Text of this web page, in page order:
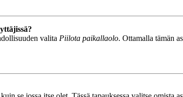
valita Piilota paikallaolo. Ottamalla tämän